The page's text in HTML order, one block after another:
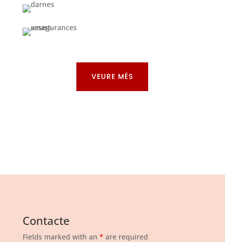
VEURE MÉS
Contacte
Fields marked with an * are required